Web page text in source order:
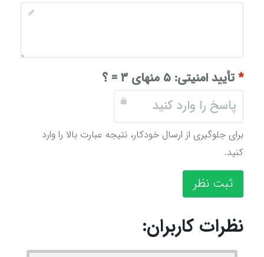
*تأیید امنیتی: ۵ منهای ۳ = ؟
برای جلوگیری از ارسال خودکار، نتیجه عبارت بالا را وارد
کنید.
ثبت نظر
نظرات کاربران: